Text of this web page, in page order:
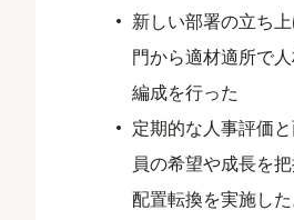
新しい部署の立ち
門から適材適所で
編成を行った
定期的な人事評価
員の希望や成長を
配置転換を実施した